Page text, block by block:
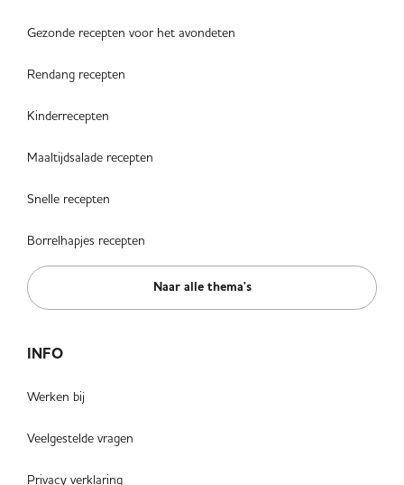
Gezonde recepten voor het avondeten
Rendang recepten
Kinderrecepten
Maaltijdsalade recepten
Snelle recepten
Borrelhapjes recepten
Naar alle thema's
INFO
Werken bij
Veelgestelde vragen
Privacy verklaring